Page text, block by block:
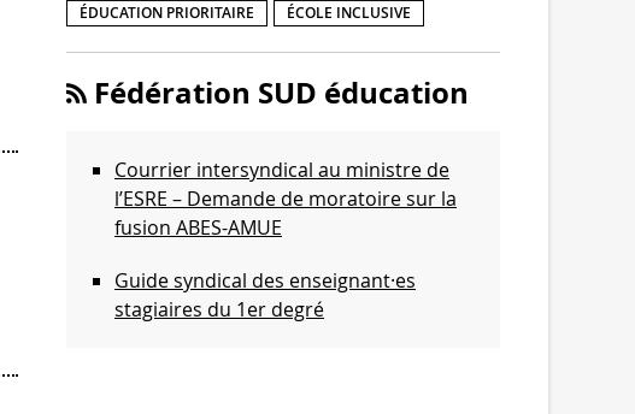
ÉDUCATION PRIORITAIRE
ÉCOLE INCLUSIVE
Fédération SUD éducation
Courrier intersyndical au ministre de
l’ESRE – Demande de moratoire sur la
fusion ABES-AMUE
Guide syndical des enseignant·es
stagiaires du 1er degré